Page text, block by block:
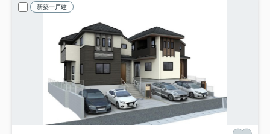
新築一戸建